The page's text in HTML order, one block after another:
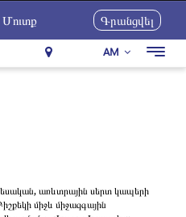
Մուտք Գրանցվել
AM
առևտրային սերտ կապերի
միջև միջազգային